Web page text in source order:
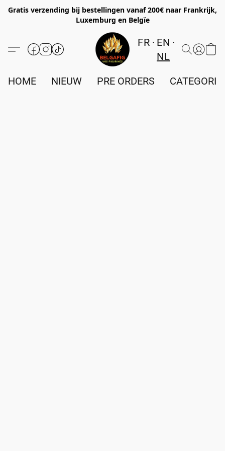
Gratis verzending bij bestellingen vanaf 200€ naar Frankrijk,
Luxemburg en Belgïe
FR
EN
NL
HOME NIEUW PRE ORDERS